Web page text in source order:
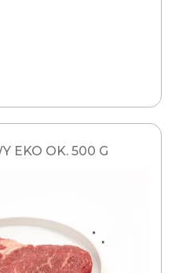
EKO OK. 500 G